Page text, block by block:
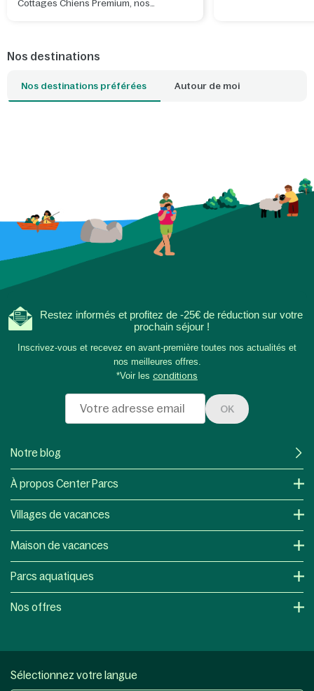
Cottages Chiens Premium, nos
votre salon ou votre
naissent les plus
de soirées simples
ensemble, hors
Nos destinations
Nos destinations préférées Autour de moi
Restez informés et profitez de -25€ de réduction sur votre
prochain séjour !
Inscrivez-vous et recevez en avant-première toutes nos actualités et
nos meilleures offres.
*Voir les conditions
OK
Notre blog
À propos Center Parcs
Villages de vacances
Maison de vacances
Parcs aquatiques
Nos offres
Sélectionnez votre langue